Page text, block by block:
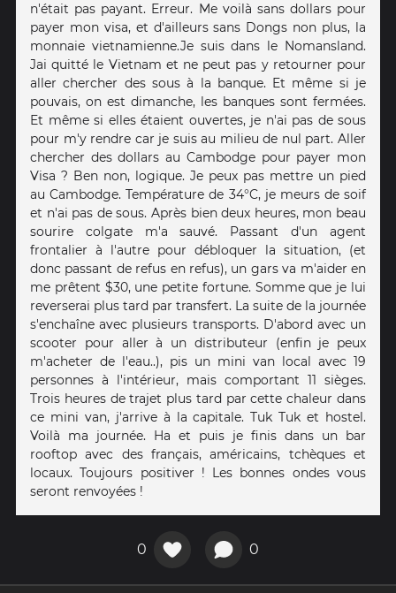
n'était pas payant. Erreur. Me voilà sans dollars pour
payer mon visa, et d'ailleurs sans Dongs non plus, la
monnaie vietnamienne.Je suis dans le Nomansland.
Jai quitté le Vietnam et ne peut pas y retourner pour
aller chercher des sous à la banque. Et même si je
pouvais, on est dimanche, les banques sont fermées.
Et même si elles étaient ouvertes, je n'ai pas de sous
pour m'y rendre car je suis au milieu de nul part. Aller
chercher des dollars au Cambodge pour payer mon
Visa ? Ben non, logique. Je peux pas mettre un pied
au Cambodge. Température de 34°C, je meurs de soif
et n'ai pas de sous. Après bien deux heures, mon beau
sourire colgate m'a sauvé. Passant d'un agent
frontalier à l'autre pour débloquer la situation, (et
donc passant de refus en refus), un gars va m'aider en
me prêtent $30, une petite fortune. Somme que je lui
reverserai plus tard par transfert. La suite de la journée
s'enchaîne avec plusieurs transports. D'abord avec un
scooter pour aller à un distributeur (enfin je peux
m'acheter de l'eau..), pis un mini van local avec 19
personnes à l'intérieur, mais comportant 11 sièges.
Trois heures de trajet plus tard par cette chaleur dans
ce mini van, j'arrive à la capitale. Tuk Tuk et hostel.
Voilà ma journée. Ha et puis je finis dans un bar
rooftop avec des français, américains, tchèques et
locaux. Toujours positiver ! Les bonnes ondes vous
seront renvoyées !
0 0